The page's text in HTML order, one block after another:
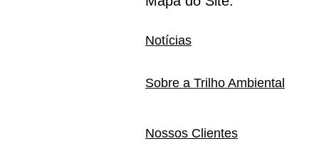
Sobre a Trilho Ambiental
Notícias
Nossos Clientes